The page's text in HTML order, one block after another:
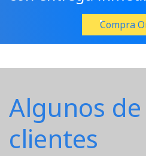
Compra
Algunos
clientes